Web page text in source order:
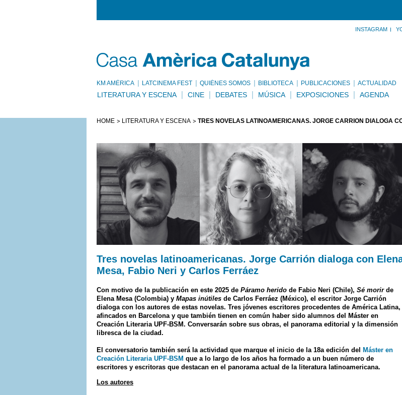
INSTAGRAM
KM AMÈRICA LATCINEMA FEST QUIÉNES SOMOS BIBLIOTECA PUBLICACIONES ACTUALIDAD
LITERATURA Y ESCENA CINE DEBATES MÚSICA EXPOSICIONES AGENDA
HOME LITERATURA Y ESCENA TRES NOVELAS LATINOAMERICANAS. JORGE CARRIÓN DIALOGA
Tres novelas latinoamericanas. Jorge Carrión dialoga con
Mesa, Fabio Neri y Carlos Ferráez
Con motivo de la publicación en este 2025 de Páramo herido de Fabio Neri (Chile), Sé morirde
Elena Mesa (Colombia) y Mapas inútiles de Carlos Ferráez (México), el escritor Jorge Carrión
dialoga con los autores de estas novelas. Tres jóvenes escritores procedentes de América Latina,
afincados en Barcelona y que también tienen en común haber sido alumnos del Máster en
Creación Literaria UPF-BSM. Conversarán sobre sus obras, el panorama editorial y la dimensión
libresca de la ciudad.
El conversatorio también será la actividad que marque el inicio de la 18a edición del
Máster en
Creación Literaria UPF-BSM que a lo largo de los años ha formado a un buen número de
escritores y escritoras que destacan en el panorama actual de la literatura latinoamericana.
Los autores